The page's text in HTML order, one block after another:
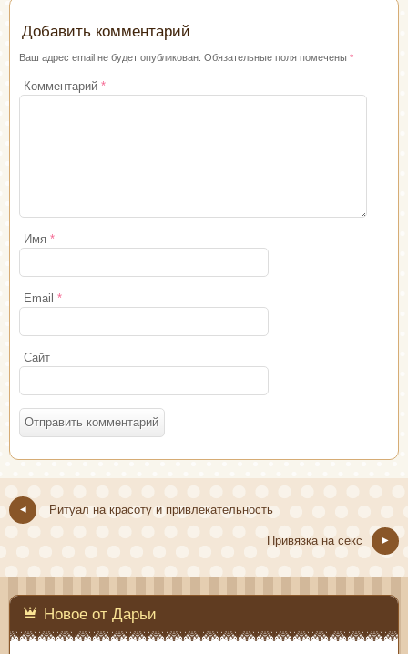
Добавить комментарий
Ваш адрес email не будет опубликован. Обязательные поля помечены *
Комментарий *
Имя *
Email *
Сайт
Ритуал на красоту и привлекательность
Привязка на секс
Новое от Дарьи